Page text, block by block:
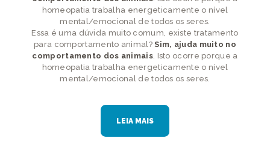
homeopatia trabalha energeticamente o nível
mental/emocional de todos os seres.
Essa é uma dúvida muito comum, existe tratamento
para comportamento animal?Sim, ajuda muito no
comportamento dos animais. Isto ocorre porque a
homeopatia trabalha energeticamente o nível
mental/emocional de todos os seres.
LEIA MAIS